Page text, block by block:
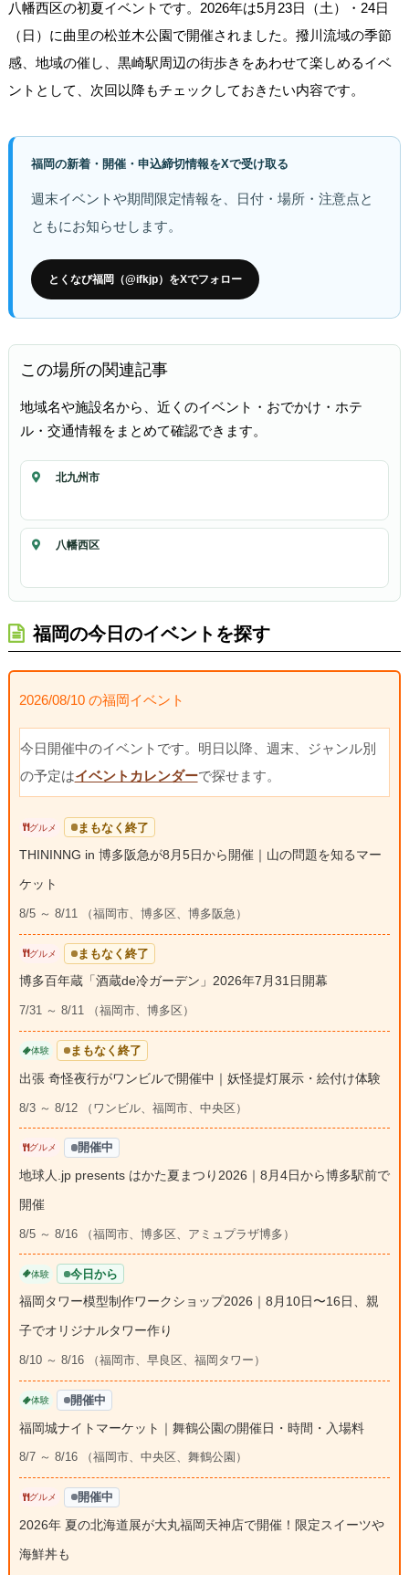
八幡西区の初夏イベントです。2026年は5月23日（土）・24日
（日）に曲里の松並木公園で開催されました。撥川流域の季節
感、地域の催し、黒崎駅周辺の街歩きをあわせて楽しめるイベ
ントとして、次回以降もチェックしておきたい内容です。
福岡の新着・開催・申込締切情報をXで受け取る
週末イベントや期間限定情報を、日付・場所・注意点と
ともにお知らせします。
とくなび福岡（@ifkjp）をXでフォロー
この場所の関連記事
地域名や施設名から、近くのイベント・おでかけ・ホテ
ル・交通情報をまとめて確認できます。
北九州市
八幡西区
福岡の今日のイベントを探す
2026/08/10 の福岡イベント
今日開催中のイベントです。明日以降、週末、ジャンル別
の予定はイベントカレンダーで探せます。
グルメ まもなく終了
THININNG in 博多阪急が8月5日から開催｜山の問題を知るマー
ケット
8/5 ～ 8/11 （福岡市、博多区、博多阪急）
グルメ まもなく終了
博多百年蔵「酒蔵de冷ガーデン」2026年7月31日開幕
7/31 ～ 8/11 （福岡市、博多区）
体験 まもなく終了
出張 奇怪夜行がワンビルで開催中｜妖怪提灯展示・絵付け体験
8/3 ～ 8/12 （ワンビル、福岡市、中央区）
グルメ 開催中
地球人.jp presents はかた夏まつり2026｜8月4日から博多駅前で
開催
8/5 ～ 8/16 （福岡市、博多区、アミュプラザ博多）
体験 今日から
福岡タワー模型制作ワークショップ2026｜8月10日〜16日、親
子でオリジナルタワー作り
8/10 ～ 8/16 （福岡市、早良区、福岡タワー）
体験 開催中
福岡城ナイトマーケット｜舞鶴公園の開催日・時間・入場料
8/7 ～ 8/16 （福岡市、中央区、舞鶴公園）
グルメ 開催中
2026年 夏の北海道展が大丸福岡天神店で開催！限定スイーツや
海鮮丼も